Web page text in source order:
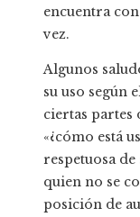
encuentra
vez.
Algunos
su uso según
ciertas partes
«¿cómo está
respetuosa
quien no se
posición de